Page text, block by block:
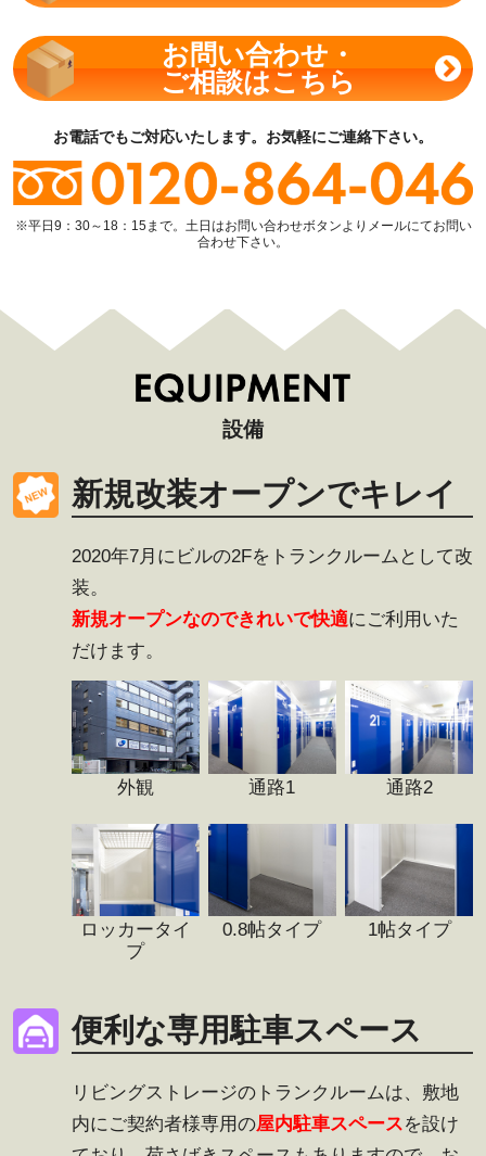
お問い合わせ・
ご相談はこちら
お電話でもご対応いたします。お気軽にご連絡下さい。
※平日9：30～18：15まで。土日はお問い合わせボタンよりメールにてお問い
合わせ下さい。
設備
新規改装オープンでキレイ
2020年7月にビルの2Fをトランクルームとして改
装。
新規オープンなのできれいで快適にご利用いた
だけます。
外観 通路1 通路2
ロッカータイ
プ
0.8帖タイプ 1帖タイプ
便利な専用駐車スペース
リビングストレージのトランクルームは、敷地
内にご契約者様専用の屋内駐車スペースを設け